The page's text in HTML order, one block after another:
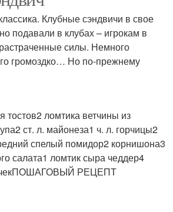
Клубные сэндвичи в свое
подавали в клубах – игрокам в
силы. Немного
громоздко… Но по-прежнему
тостов2 ломтика ветчины из
ст. л. майонеза1 ч. л. горчицы2
спелый помидор2 корнишона3
салата1 ломтик сыра чеддер4
РЕЦЕПТ